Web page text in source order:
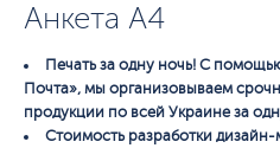
Анкета А4
Печать за одну ночь! С
Почта», мы организовываем
продукции по всей Украине за
Стоимость разработки